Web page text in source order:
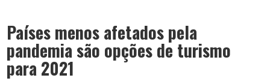
Países menos afetados pela
pandemia são opções de turismo
para 2021